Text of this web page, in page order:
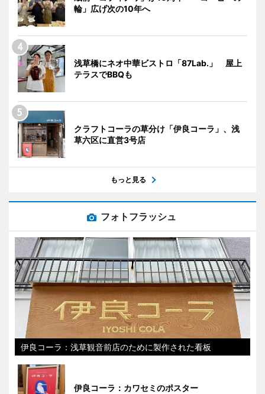
輪」広げ次の10年へ
浅草橋にネオ中華ビストロ「87Lab.」 屋上
テラスでBBQも
クラフトコーラの草分け「伊良コーラ」、浅
草六区に直営3号店
もっと見る
フォトフラッシュ
伊良コーラ：浅草観音前店のために製作された看板
伊良コーラ：カワセミのポスター